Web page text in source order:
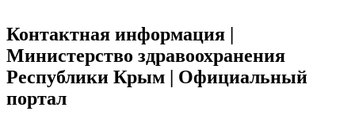
Контактная информация |
Министерство здравоохранения
Республики Крым | Официальный
портал